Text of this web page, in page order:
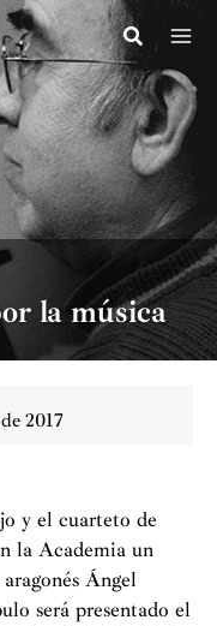
la música
2017
y el cuarteto de
la Academia un
Ángel
será presentado el